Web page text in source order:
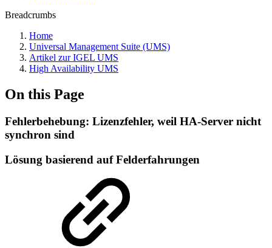
Breadcrumbs
Home
Universal Management Suite (UMS)
Artikel zur IGEL UMS
High Availability UMS
On this Page
Fehlerbehebung: Lizenzfehler, weil HA-Server nicht
synchron sind
Lösung basierend auf Felderfahrungen